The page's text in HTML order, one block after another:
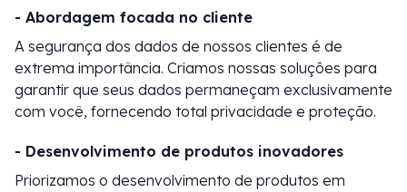
- Abordagem focada no cliente
A segurança dos dados de nossos clientes é de
extrema importância. Criamos nossas soluções para
garantir que seus dados permaneçam exclusivamente
com você, fornecendo total privacidade e proteção.
- Desenvolvimento de produtos inovadores
Priorizamos o desenvolvimento de produtos em